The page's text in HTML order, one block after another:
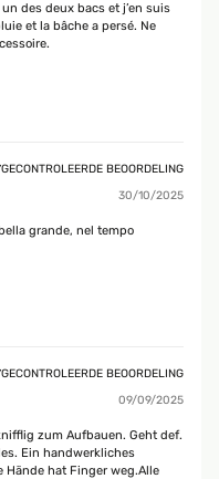
des deux bacs et j’en suis
et la bâche a persé. Ne
GECONTROLEERDE BEOORDELING
30/10/2025
grande, nel tempo
GECONTROLEERDE BEOORDELING
09/09/2025
zum Aufbauen. Geht def.
Ein handwerkliches
Hände hat Finger weg.Alle